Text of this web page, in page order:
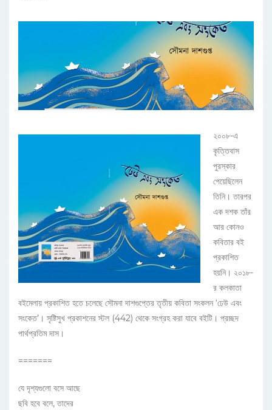
২০০৮-এ
কৃত্তিবাস
পুরস্কার
পেয়েছিলেন
তিনি। তারপর
এক দশক তাঁর
আর কোনও
কবিতার বই
প্রকাশিত
হয়নি। ২০১৮-
র কলকাতা
বইমেলায় প্রকাশিত হতে চলেছে সৌমনা দাশগুপ্তের তৃতীয় কবিতা সংকলন ‘ঢেউ এবং
সংকেত’। সৃষ্টিসুখ প্রকাশনের স্টল (442) থেকে সংগ্রহ করা যাবে বইটি। প্রচ্ছদ
পার্থপ্রতিম দাস।
=======
যে দৃশ্যগুলো বসে আছে
ছবি হবে বলে, তাদের